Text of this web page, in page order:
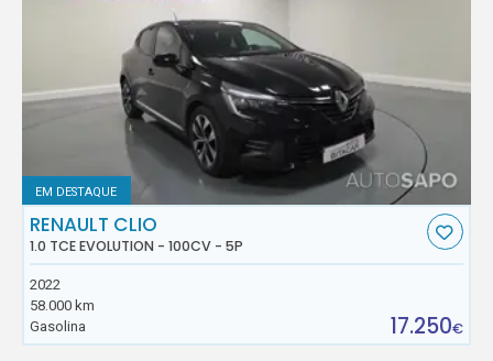
EM DESTAQUE
RENAULT CLIO
1.0 TCE EVOLUTION - 100CV - 5P
2022
58.000 km
Gasolina
17.250€